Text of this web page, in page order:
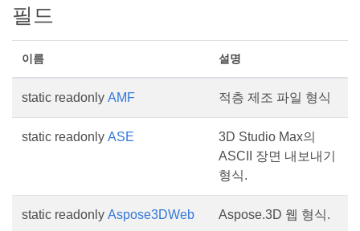
필드
이름 설명
static readonly AMF 적층 제조 파일 형식
static readonly ASE
3D Studio Max의
ASCII 장면 내보내기
형식.
static readonly Aspose3DWeb Aspose.3D 웹 형식.